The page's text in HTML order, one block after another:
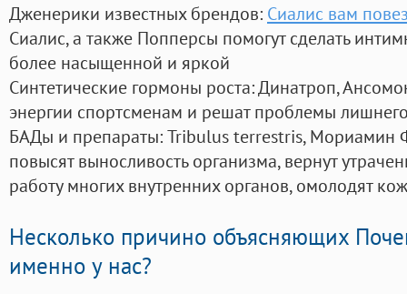
Дженерики известных брендов: Сиалис вам
Сиалис, а также Попперсы помогут сделать
более насыщенной и яркой
Синтетические гормоны роста: Динатроп,
энергии спортсменам и решат проблемы
БАДы и препараты:Tribulus terrestris, Мориамин
повысят выносливость организма, вернут
работу многих внутренних органов, омолодят
Несколько причино объясняющих
именно у нас?